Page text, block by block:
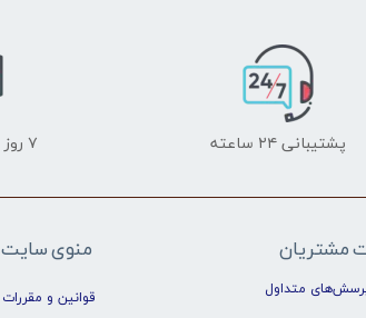
پشتیبانی ۲۴ ساعته ۷ روز ضمانت بازگشت
مشتریان
متداول
منوی سایت
قوانین و مقررات